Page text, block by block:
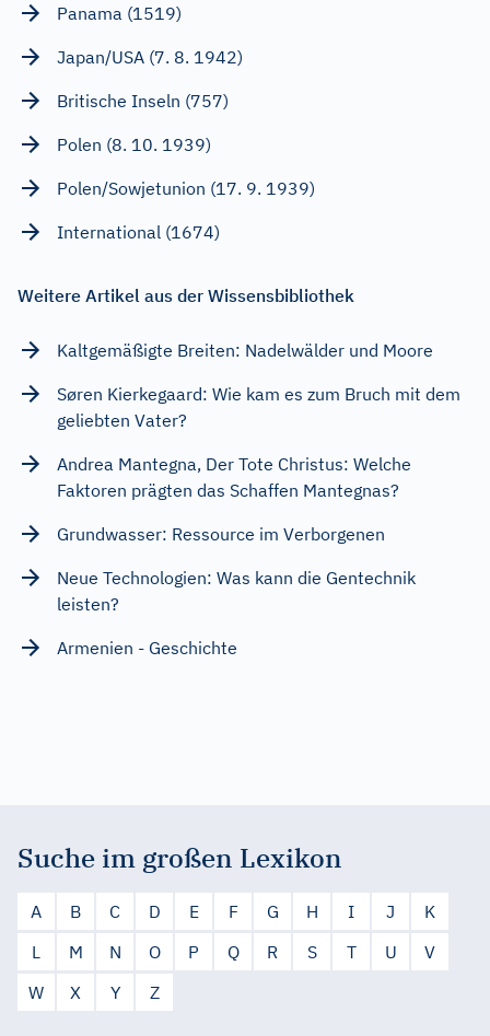
Panama (1519)
Japan/USA (7. 8. 1942)
Britische Inseln (757)
Polen (8. 10. 1939)
Polen/Sowjetunion (17. 9. 1939)
International (1674)
Weitere Artikel aus der Wissensbibliothek
Kaltgemäßigte Breiten: Nadelwälder und Moore
Søren Kierkegaard: Wie kam es zum Bruch mit dem
geliebten Vater?
Andrea Mantegna, Der Tote Christus: Welche
Faktoren prägten das Schaffen Mantegnas?
Grundwasser: Ressource im Verborgenen
Neue Technologien: Was kann die Gentechnik
leisten?
Armenien - Geschichte
Suche im großen Lexikon
A B C D E F G H I J
K
L
M N O P Q R S T U
V
W
X Y Z